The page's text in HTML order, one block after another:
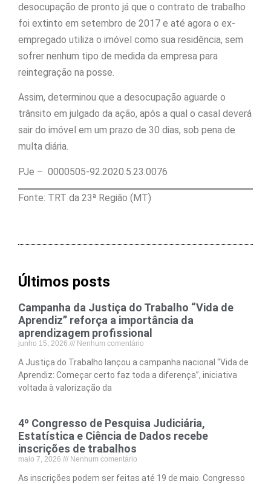
desocupação de pronto já que o contrato de trabalho
foi extinto em setembro de 2017 e até agora o ex-
empregado utiliza o imóvel como sua residência, sem
sofrer nenhum tipo de medida da empresa para
reintegração na posse.
Assim, determinou que a desocupação aguarde o
trânsito em julgado da ação, após a qual o casal deverá
sair do imóvel em um prazo de 30 dias, sob pena de
multa diária.
PJe – 0000505-92.2020.5.23.0076
Fonte: TRT da 23ª Região (MT)
Últimos posts
Campanha da Justiça do Trabalho “Vida de
Aprendiz” reforça a importância da
aprendizagem profissional
junho 15, 2026 Nenhum comentário
A Justiça do Trabalho lançou a campanha nacional “Vida de
Aprendiz: Começar certo faz toda a diferença”, iniciativa
voltada à valorização da
4º Congresso de Pesquisa Judiciária,
Estatística e Ciência de Dados recebe
inscrições de trabalhos
maio 7, 2026 Nenhum comentário
As inscrições podem ser feitas até 19 de maio. Congresso